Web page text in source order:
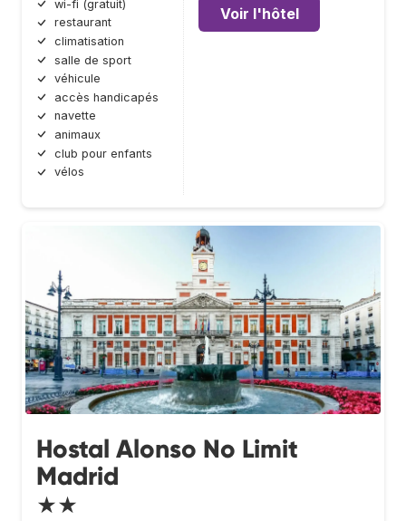
wi-fi (gratuit)
restaurant
climatisation
salle de sport
véhicule
accès handicapés
navette
animaux
club pour enfants
vélos
Voir l'hôtel
Hostal Alonso No Limit
Madrid
★★